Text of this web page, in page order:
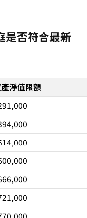
是否符合最新
淨值限額